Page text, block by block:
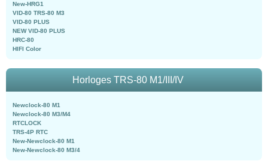
New-HRG1
VID-80 TRS-80 M3
VID-80 PLUS
NEW VID-80 PLUS
HRC-80
HIFI Color
Horloges TRS-80 M1/III/IV
Newclock-80 M1
Newclock-80 M3/M4
RTCLOCK
TRS-4P RTC
New-Newclock-80 M1
New-Newclock-80 M3/4